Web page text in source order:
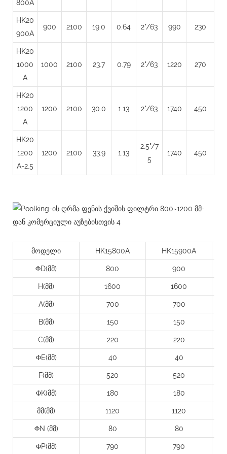
800A
HK20
900A
900 2100 19.0 0.64 2"/63 990 230
HK20
1000
A
1000 2100 23.7 0.79 2"/63 1220 270
HK20
1200
A
1200 2100 30.0 1.13 2"/63 1740 450
HK20
1200
A-2.5
1200 2100 33.9 1.13
2.5"/7
5
1740 450
მოდელი HK15800A HK15900A
ΦD(მმ) 800 900
H(მმ) 1600 1600
A(მმ) 700 700
B(მმ) 150 150
C(მმ) 220 220
ΦE(მმ) 40 40
F(მმ) 520 520
ΦK(მმ) 180 180
მმ(მმ) 1120 1120
ΦN (მმ) 80 80
ΦP(მმ) 790 790